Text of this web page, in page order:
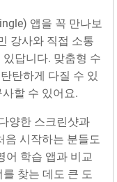
앱을 꼭 만나보
강사와 직접 소통
답니다. 맞춤형 수
탄하게 다질 수 있
할 수 있어요.
양한 스크린샷과
음 시작하는 분들도
어 학습 앱과 비교
찾는 데도 큰 도